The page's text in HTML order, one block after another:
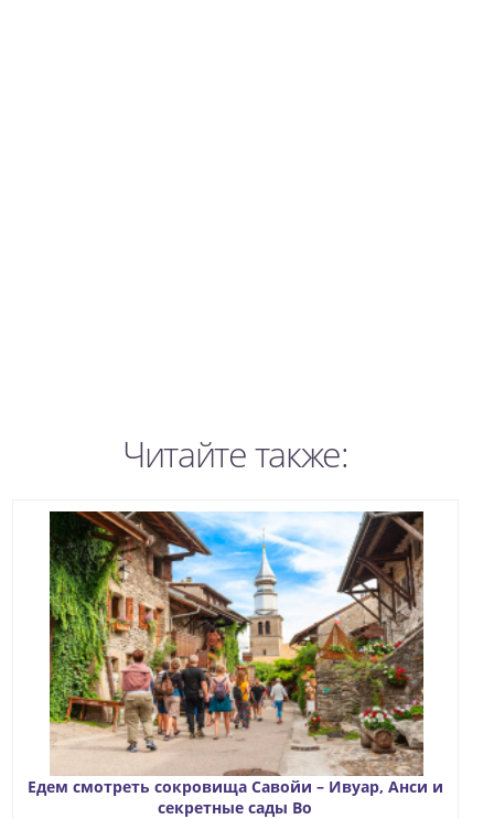
Читайте также:
Едем смотреть сокровища Савойи – Ивуар, Анси и
секретные сады Во